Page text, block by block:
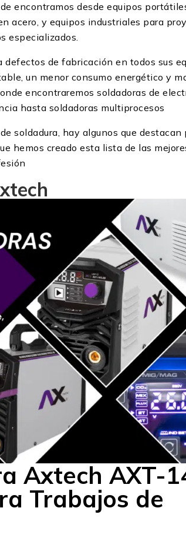
encontramos desde equipos
acero, y equipos industriales para
especializados.
de fabricación en todos sus
un menor consumo energético y
encontraremos soldadoras de
hasta soldadoras multiprocesos
soldadura, hay algunos que destacan
hemos creado esta lista de las
Axtech AXT-
Trabajos de